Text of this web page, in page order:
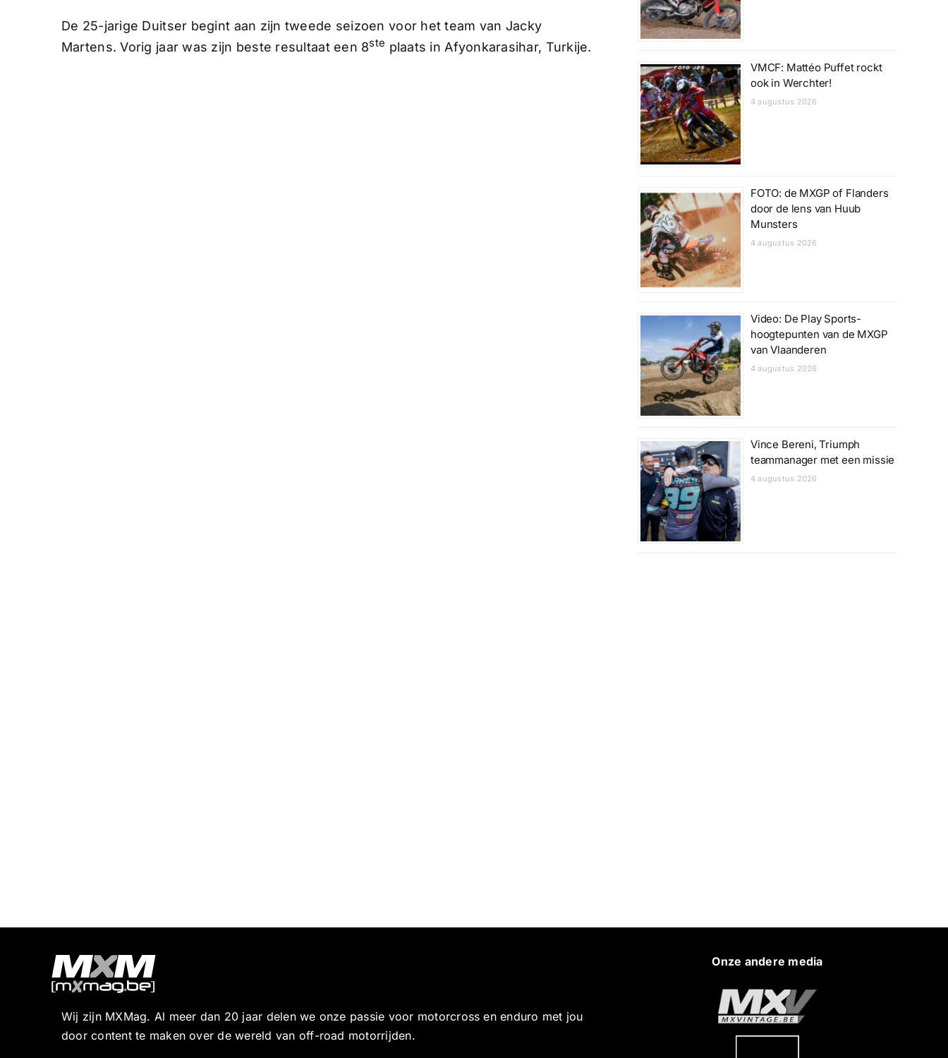
De 25-jarige Duitser begint aan zijn tweede seizoen voor het team van Jacky
Martens. Vorig jaar was zijn beste resultaat een 8ste plaats in Afyonkarasihar, Turkije.
VMCF: Mattéo Puffet rockt
ook in Werchter!
4 augustus 2026
FOTO: de MXGP of Flanders
door de lens van Huub
Munsters
4 augustus 2026
Video: De Play Sports-
hoogtepunten van de MXGP
van Vlaanderen
4 augustus 2026
Vince Bereni, Triumph
teammanager met een missie
4 augustus 2026
Wij zijn MXMag. Al meer dan 20 jaar delen we onze passie voor motorcross en enduro met jou
door content te maken over de wereld van off-road motorrijden.
Onze andere media